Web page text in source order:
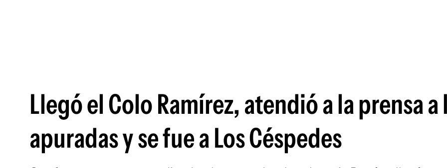
Llegó el Colo Ramírez, atendió a la prensa a
apuradas y se fue a Los Céspedes